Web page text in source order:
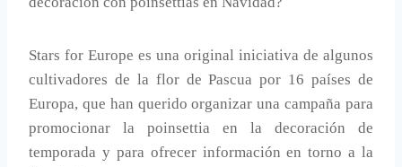
Stars for Europe es una original iniciativa de algunos
cultivadores de la flor de Pascua por 16 países de
Europa, que han querido organizar una campaña para
promocionar la poinsettia en la decoración de
temporada y para ofrecer información en torno a la